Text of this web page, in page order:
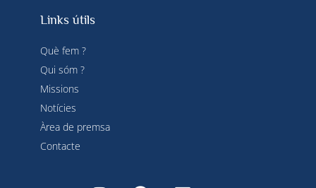
Links útils
Què fem ?
Qui sóm ?
Missions
Notícies
Àrea de premsa
Contacte